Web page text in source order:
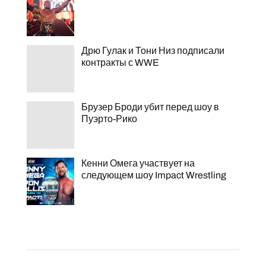
Дрю Гулак и Тони Низ подписали
контракты с WWE
Брузер Броди убит перед шоу в
Пуэрто-Рико
Кенни Омега участвует на
следующем шоу Impact Wrestling